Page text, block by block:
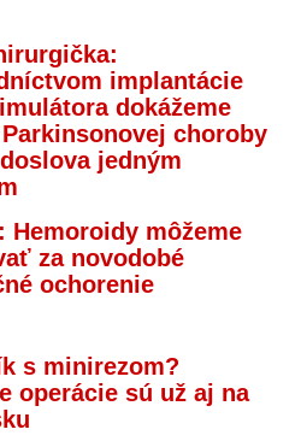
implantácie
dokážeme
choroby
jedným
Hemoroidy môžeme
za novodobé
ochorenie
s minirezom?
operácie sú už aj na